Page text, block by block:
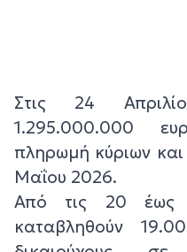
Στις 24
1.295.000.000
πληρωμή κύριων
Μαΐου 2026.
Από τις 20 έως
καταβληθούν